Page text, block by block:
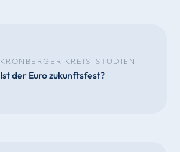
KRONBERGER KREIS-STUDIEN
Ist der Euro zukunftsfest?